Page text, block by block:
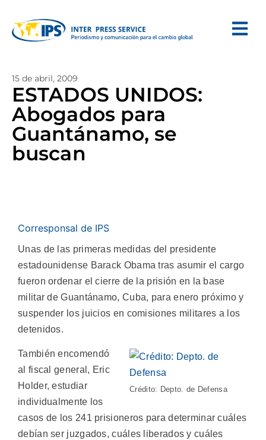
15 de abril, 2009
ESTADOS UNIDOS:
Abogados para
Guantánamo, se
buscan
Corresponsal de IPS
Unas de las primeras medidas del presidente
estadounidense Barack Obama tras asumir el cargo
fueron ordenar el cierre de la prisión en la base
militar de Guantánamo, Cuba, para enero próximo y
suspender los juicios en comisiones militares a los
detenidos.
Crédito: Depto. de Defensa
También encomendó
al fiscal general, Eric
Holder, estudiar
individualmente los
casos de los 241 prisioneros para determinar cuáles
debían ser juzgados, cuáles liberados y cuáles